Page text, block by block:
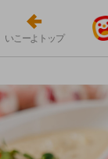
いこーよトップ